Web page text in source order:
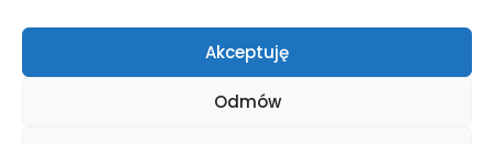
Akceptuję
Odmów
© HND Electric. 2025 - Wszelkie prawa zastrzeżone